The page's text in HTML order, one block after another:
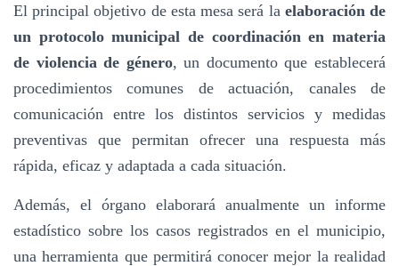
El principal objetivo de esta mesa será la elaboración de
un protocolo municipal de coordinación en materia
de violencia de género, un documento que establecerá
procedimientos comunes de actuación, canales de
comunicación entre los distintos servicios y medidas
preventivas que permitan ofrecer una respuesta más
rápida, eficaz y adaptada a cada situación.
Además, el órgano elaborará anualmente un informe
estadístico sobre los casos registrados en el municipio,
una herramienta que permitirá conocer mejor la realidad